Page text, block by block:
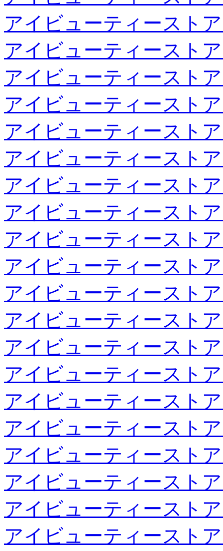
アイビューティースト
アイビューティースト
アイビューティースト
アイビューティースト
アイビューティースト
アイビューティースト
アイビューティースト
アイビューティースト
アイビューティースト
アイビューティースト
アイビューティースト
アイビューティースト
アイビューティースト
アイビューティースト
アイビューティースト
アイビューティースト
アイビューティースト
アイビューティースト
アイビューティースト
アイビューティースト